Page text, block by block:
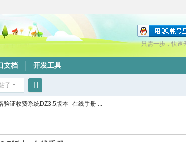
只需一步，快速
文档 开发工具
子
搜
验证收费系统DZ3.5版本--在线手册 ...